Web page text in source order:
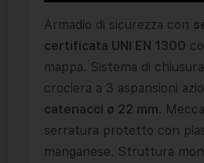
Armadio di sicurezza con
certificata UNI EN 1300
mappa. Sistema di
crociera a 3 aspansioni
catenacci ø 22 mm.
serratura protetto con
manganese. Struttura